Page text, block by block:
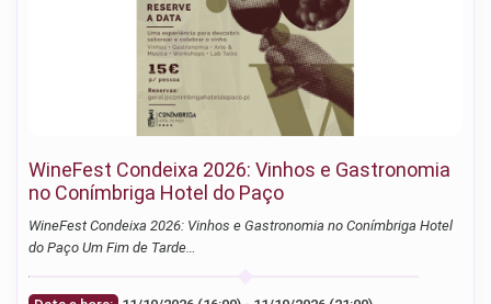
WineFest Condeixa 2026: Vinhos e Gastronomia
no Conímbriga Hotel do Paço
WineFest Condeixa 2026: Vinhos e Gastronomia no Conímbriga Hotel
do Paço Um Fim de Tarde…